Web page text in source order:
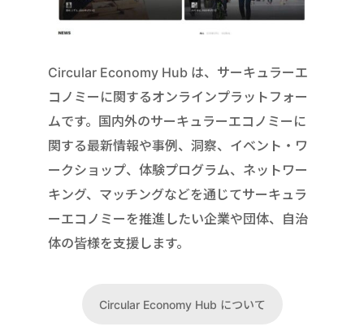
Circular Economy Hub は、サーキュラーエ
コノミーに関するオンラインプラットフォー
ムです。国内外のサーキュラーエコノミーに
関する最新情報や事例、洞察、イベント・ワ
ークショップ、体験プログラム、ネットワー
キング、マッチングなどを通じてサーキュラ
ーエコノミーを推進したい企業や団体、自治
体の皆様を支援します。
Circular Economy Hub について